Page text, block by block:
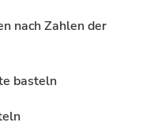
nach Zahlen der
basteln